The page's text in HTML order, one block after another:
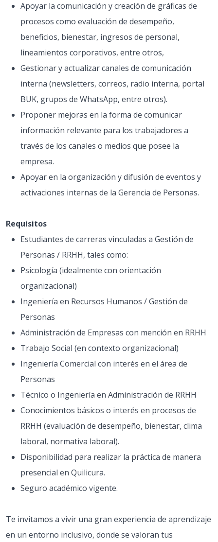
Apoyar la comunicación y creación de gráficas de
procesos como evaluación de desempeño,
beneficios, bienestar, ingresos de personal,
lineamientos corporativos, entre otros,
Gestionar y actualizar canales de comunicación
interna (newsletters, correos, radio interna, portal
BUK, grupos de WhatsApp, entre otros).
Proponer mejoras en la forma de comunicar
información relevante para los trabajadores a
través de los canales o medios que posee la
empresa.
Apoyar en la organización y difusión de eventos y
activaciones internas de la Gerencia de Personas.
Requisitos
Estudiantes de carreras vinculadas a Gestión de
Personas / RRHH, tales como:
Psicología (idealmente con orientación
organizacional)
Ingeniería en Recursos Humanos / Gestión de
Personas
Administración de Empresas con mención en RRHH
Trabajo Social (en contexto organizacional)
Ingeniería Comercial con interés en el área de
Personas
Técnico o Ingeniería en Administración de RRHH
Conocimientos básicos o interés en procesos de
RRHH (evaluación de desempeño, bienestar, clima
laboral, normativa laboral).
Disponibilidad para realizar la práctica de manera
presencial en Quilicura.
Seguro académico vigente.
Te invitamos a vivir una gran experiencia de aprendizaje
en un entorno inclusivo, donde se valoran tus